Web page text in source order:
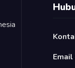
Email